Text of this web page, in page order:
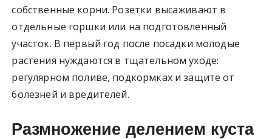
собственные корни. Розетки высаживают в
отдельные горшки или на подготовленный
участок. В первый год после посадки молодые
растения нуждаются в тщательном уходе:
регулярном поливе, подкормках и защите от
болезней и вредителей.
Размножение делением куста